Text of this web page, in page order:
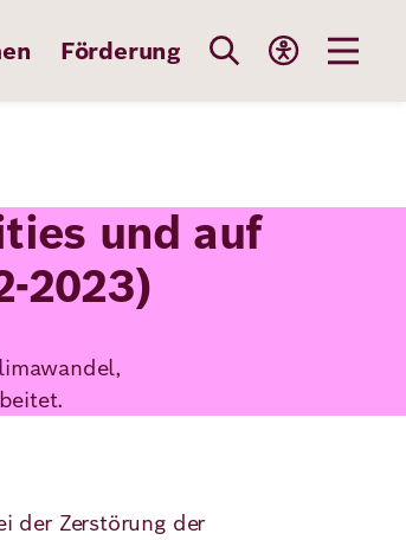
Förderung
und auf
2023)
der Zerstörung der